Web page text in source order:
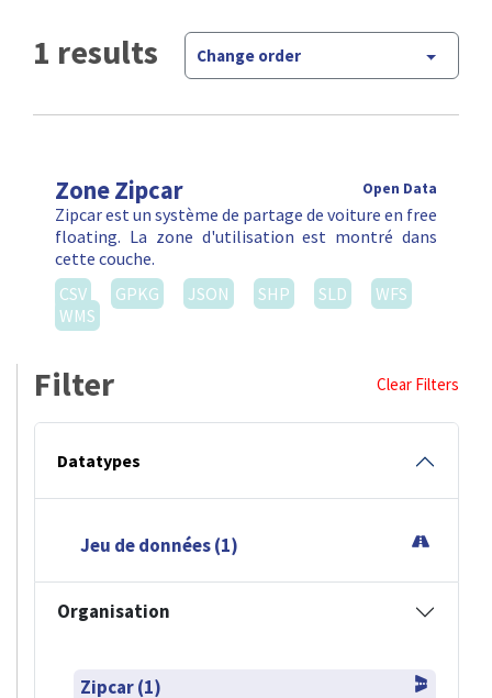
1 results Change order
Zone Zipcar Open Data
Zipcar est un système de partage de voiture en free
floating. La zone d'utilisation est montré dans
cette couche.
CSV
GPKG JSON SHP SLD
WFS
WMS
Filter Clear Filters
Datatypes
Jeu de données (1)
Organisation
Zipcar (1)